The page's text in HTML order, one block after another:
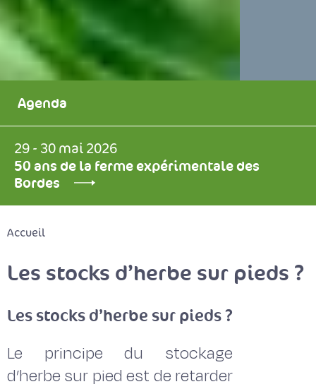
Agenda
29 - 30 mai 2026
50 ans de la ferme expérimentale des
Bordes
Accueil
Les stocks d’herbe sur pieds ?
Les stocks d’herbe sur pieds ?
Le principe du stockage
d’herbe sur pied est de retarder